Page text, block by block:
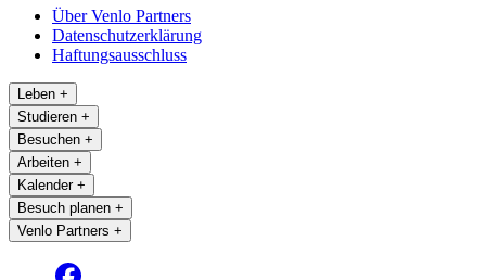
Über Venlo Partners
Datenschutzerklärung
Haftungsausschluss
Leben +
Studieren +
Besuchen +
Arbeiten +
Kalender +
Besuch planen +
Venlo Partners +